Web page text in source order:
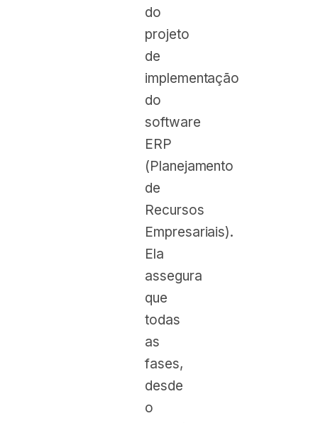
do
projeto
de
implementação
do
software
ERP
(Planejamento
de
Recursos
Empresariais).
Ela
assegura
que
todas
as
fases,
desde
o